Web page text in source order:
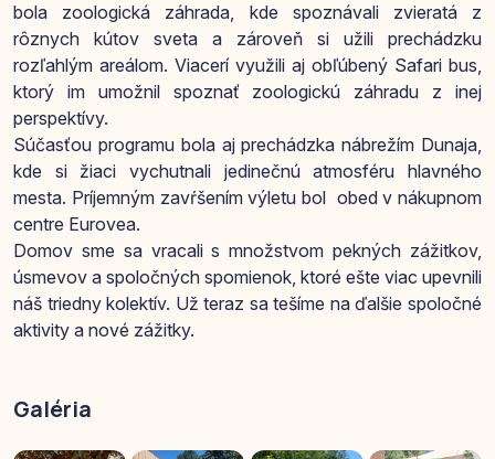
bola zoologická záhrada, kde spoznávali zvieratá z
rôznych kútov sveta a zároveň si užili prechádzku
rozľahlým areálom. Viacerí využili aj obľúbený Safari bus,
ktorý im umožnil spoznať zoologickú záhradu z inej
perspektívy.
Súčasťou programu bola aj prechádzka nábrežím Dunaja,
kde si žiaci vychutnali jedinečnú atmosféru hlavného
mesta. Príjemným zavŕšením výletu bol obed v nákupnom
centre Eurovea.
Domov sme sa vracali s množstvom pekných zážitkov,
úsmevov a spoločných spomienok, ktoré ešte viac upevnili
náš triedny kolektív. Už teraz sa tešíme na ďalšie spoločné
aktivity a nové zážitky.
Galéria